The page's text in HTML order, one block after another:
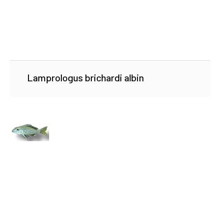
Lamprologus brichardi albin